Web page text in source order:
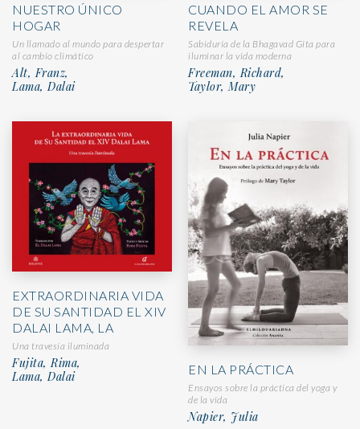
NUESTRO ÚNICO
HOGAR
Un llamado al mundo para despertar
al cambio climático
Alt, Franz,
Lama, Dalai
CUANDO EL AMOR SE
REVELA
Sabiduría de la Bhagavad Gita para
iluminar la vida moderna
Freeman, Richard,
Taylor, Mary
EXTRAORDINARIA VIDA
DE SU SANTIDAD EL XIV
DALAI LAMA, LA
Una travesía iluminada
Fujita, Rima,
Lama, Dalai
EN LA PRÁCTICA
Ensayos sobre la práctica del yoga y
de la vida
Napier, Julia